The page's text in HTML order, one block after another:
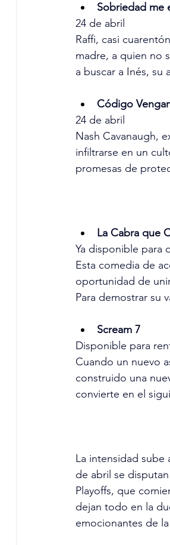
Sobriedad me
24 de abril
Raffi, casi
madre, a quien no
a buscar a Inés, su
Código
24 de abril
Nash Cavanaugh,
infiltrarse en un
promesas de
La Cabra que
Ya disponible para
Esta comedia de
oportunidad de
Para demostrar su
Scream 7
Disponible para
Cuando un nuevo
construido una
convierte en el
La intensidad sube
de abril se
Playoffs, que
dejan todo en la
emocionantes de